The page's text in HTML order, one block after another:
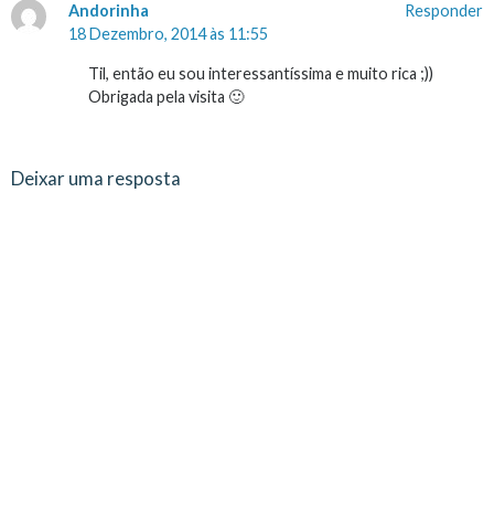
Andorinha
18 Dezembro, 2014 às 11:55
Til, então eu sou interessantíssima e muito rica ;))
Obrigada pela visita 🙂
Responder
Deixar uma resposta